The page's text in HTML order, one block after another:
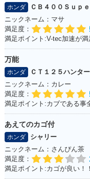
ホンダ
ＣＢ４００Ｓｕｐ
ニックネーム：マサ
満足度：
万能
ホンダ
ＣＴ１２５ハンタ
ニックネーム：カレー
満足度：
満足ポイント:カブである事
あえてのカゴ付
ホンダ
シャリー
ニックネーム：さんぴん茶
満足度：
満足ポイント:カゴが良い！！